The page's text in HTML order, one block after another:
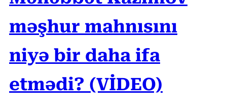
məşhur mahnısını
niyə bir daha ifa
etmədi? (VİDEO)